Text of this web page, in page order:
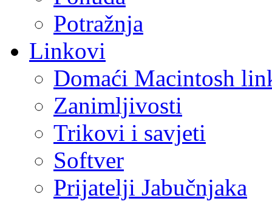
Potražnja
Linkovi
Domaći Macintosh
Zanimljivosti
Trikovi i savjeti
Softver
Prijatelji Jabučnjaka